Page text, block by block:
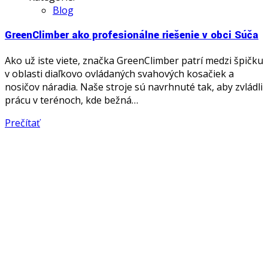
Blog
GreenClimber ako profesionálne riešenie v obci Súča
Ako už iste viete, značka GreenClimber patrí medzi špičku
v oblasti diaľkovo ovládaných svahových kosačiek a
nosičov náradia. Naše stroje sú navrhnuté tak, aby zvládli
prácu v terénoch, kde bežná…
Prečítať